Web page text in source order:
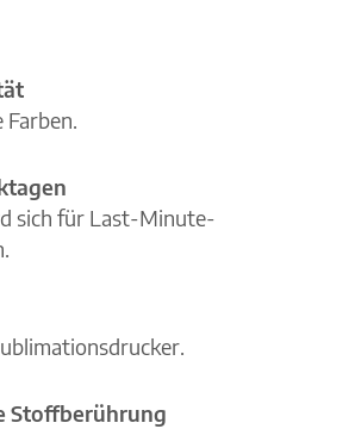
Farben.
sich für Last-Minute-
Stoffberührung